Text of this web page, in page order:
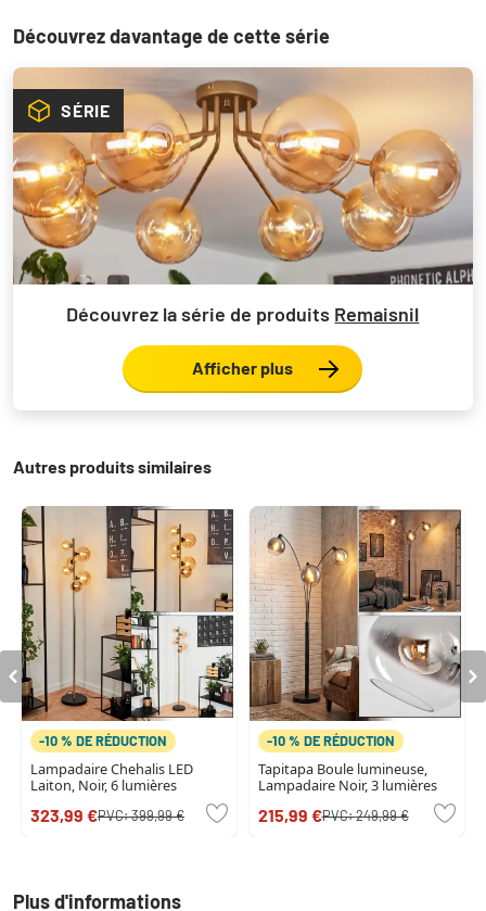
Découvrez davantage de cette série
SÉRIE
Découvrez la série de produits Remaisnil
Afficher plus
Autres produits similaires
-10 % DE RÉDUCTION
Lampadaire Chehalis LED
Laiton, Noir, 6 lumières
323,99 €PVC:399,99 €
-10 % DE RÉDUCTION
Tapitapa Boule lumineuse,
Lampadaire Noir, 3 lumières
215,99 €PVC:249,99 €
Plus d'informations